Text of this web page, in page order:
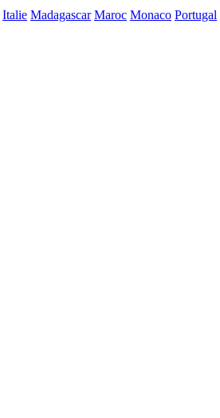
Italie Madagascar Maroc Monaco Portugal